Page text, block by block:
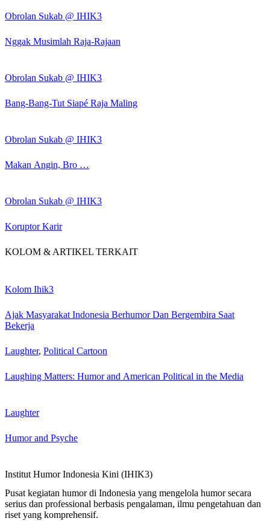
Obrolan Sukab @ IHIK3
Nggak Musimlah Raja-Rajaan
Obrolan Sukab @ IHIK3
Bang-Bang-Tut Siapé Raja Maling
Obrolan Sukab @ IHIK3
Makan Angin, Bro …
Obrolan Sukab @ IHIK3
Koruptor Karir
KOLOM & ARTIKEL TERKAIT
Kolom Ihik3
Ajak Masyarakat Indonesia Berhumor Dan Bergembira Saat
Bekerja
Laughter, Political Cartoon
Laughing Matters: Humor and American Political in the Media
Laughter
Humor and Psyche
Institut Humor Indonesia Kini (IHIK3)
Pusat kegiatan humor di Indonesia yang mengelola humor secara
serius dan professional berbasis pengalaman, ilmu pengetahuan dan
riset yang komprehensif.